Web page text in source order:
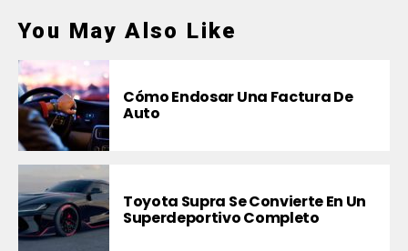
You May Also Like
Cómo Endosar Una Factura De
Auto
Toyota Supra Se Convierte En Un
Superdeportivo Completo